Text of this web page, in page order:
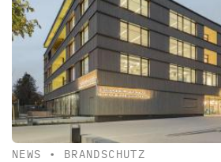
NEWS • BRANDSCHUTZ